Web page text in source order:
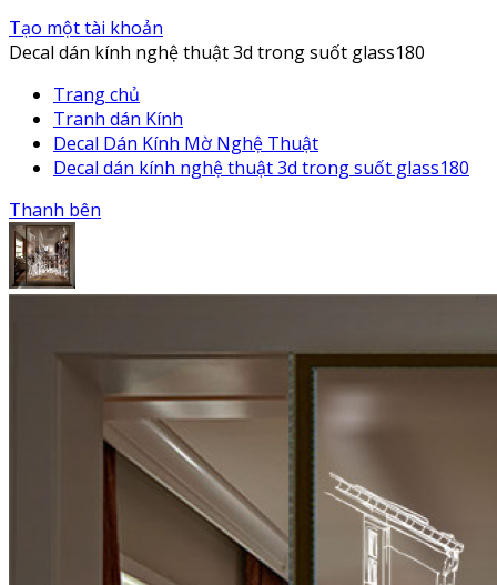
Tạo một tài khoản
Decal dán kính nghệ thuật 3d trong suốt glass180
Trang chủ
Tranh dán Kính
Decal Dán Kính Mờ Nghệ Thuật
Decal dán kính nghệ thuật 3d trong suốt glass180
Thanh bên